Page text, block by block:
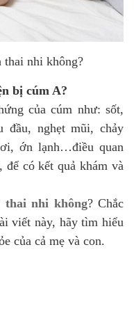
thai nhi không?
bị cúm A?
của cúm như: sốt,
đầu, nghẹt mũi, chảy
ớn lạnh…điều quan
để có kết quả khám và
thai nhi không? Chắc
viết này, hãy tìm hiểu
của cả mẹ và con.